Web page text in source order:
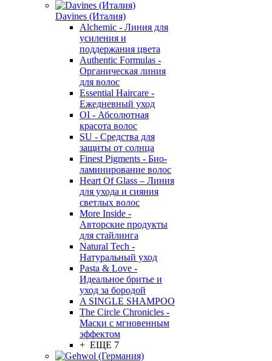
Davines (Италия)
Alchemic - Линия для
усиления и
поддержания цвета
Authentic Formulas -
Органическая линия
для волос
Essential Haircare -
Eжедневный уход
OI - Абсолютная
красота волос
SU - Средства для
защиты от солнца
Finest Pigments - Био-
ламинирование волос
Heart Of Glass – Линия
для ухода и сияния
светлых волос
More Inside -
Авторские продукты
для стайлинга
Natural Tech -
Натуральный уход
Pasta & Love -
Идеальное бритье и
уход за бородой
A SINGLE SHAMPOO
The Circle Chronicles -
Маски с мгновенным
эффектом
+ ЕЩЕ 7